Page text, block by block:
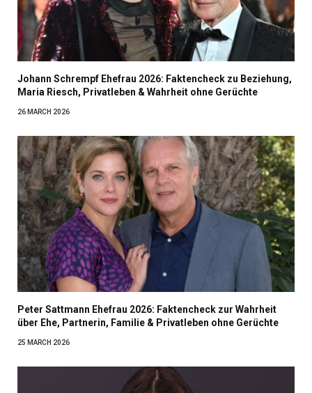
Johann Schrempf Ehefrau 2026: Faktencheck zu Beziehung,
Maria Riesch, Privatleben & Wahrheit ohne Gerüchte
26 MARCH 2026
Peter Sattmann Ehefrau 2026: Faktencheck zur Wahrheit
über Ehe, Partnerin, Familie & Privatleben ohne Gerüchte
25 MARCH 2026